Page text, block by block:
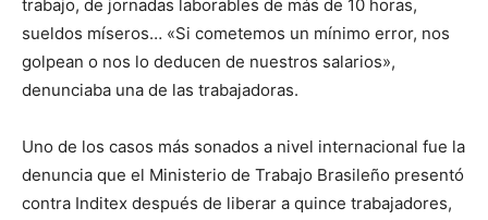
trabajo, de jornadas laborables de más de 10 horas,
sueldos míseros… «Si cometemos un mínimo error, nos
golpean o nos lo deducen de nuestros salarios»,
denunciaba una de las trabajadoras.
Uno de los casos más sonados a nivel internacional fue la
denuncia que el Ministerio de Trabajo Brasileño presentó
contra Inditex después de liberar a quince trabajadores,